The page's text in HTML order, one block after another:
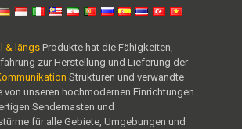
& längsProdukte hat die Fähigkeiten,
zur Herstellung und Lieferung der
Strukturen und verwandte
von unseren hochmodernen Einrichtungen
Sendemasten und
für alle Gebiete, Umgebungen und